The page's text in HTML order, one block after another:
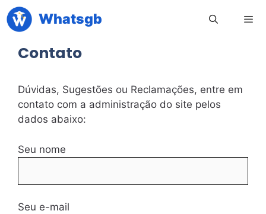
Pular
para
conteúdo
Whatsgb
Contato
Dúvidas, Sugestões ou Reclamações, entre em
contato com a administração do site pelos
dados abaixo:
Seu nome
Seu e-mail